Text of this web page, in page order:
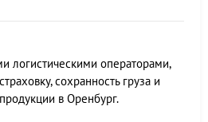
логистическими операторами,
сохранность груза и
в Оренбург.